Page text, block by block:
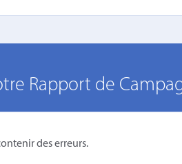
Rapport de
des erreurs.